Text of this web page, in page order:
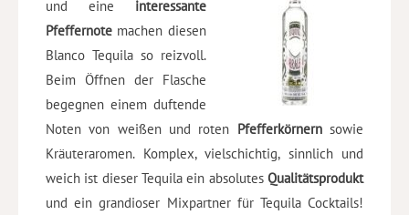
und eine interessante
Pfeffernote machen diesen
Blanco Tequila so reizvoll.
Beim Öffnen der Flasche
begegnen einem duftende
Noten von weißen und roten Pfefferkörnernsowie
Kräuteraromen. Komplex, vielschichtig, sinnlich und
weich ist dieser Tequila ein absolutes Qualitätsprodukt
und ein grandioser Mixpartner für Tequila Cocktails!